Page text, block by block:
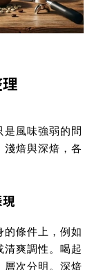
是風味強弱的問
淺焙與深焙，各
的條件上，例如
清爽調性。喝起
層次分明。深焙